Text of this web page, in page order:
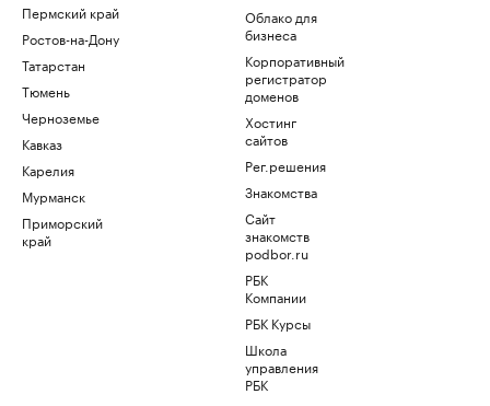
Пермский край
Ростов-на-Дону
Татарстан
Тюмень
Черноземье
Кавказ
Карелия
Мурманск
Приморский
край
Облако для
бизнеса
Корпоративный
регистратор
доменов
Хостинг
сайтов
Рег.решения
Знакомства
Сайт
знакомств
podbor.ru
РБК
Компании
РБК Курсы
Школа
управления
РБК